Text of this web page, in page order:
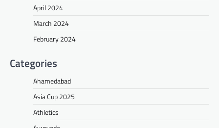
April 2024
March 2024
February 2024
Categories
Ahamedabad
Asia Cup 2025
Athletics